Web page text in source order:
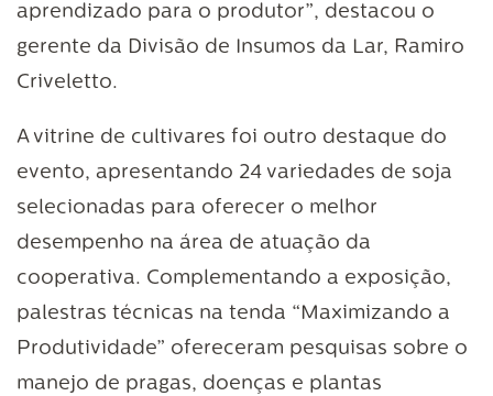
aprendizado para o produtor”, destacou o
gerente da Divisão de Insumos da Lar, Ramiro
Criveletto.
A vitrine de cultivares foi outro destaque do
evento, apresentando 24 variedades de soja
selecionadas para oferecer o melhor
desempenho na área de atuação da
cooperativa. Complementando a exposição,
palestras técnicas na tenda “Maximizando a
Produtividade” ofereceram pesquisas sobre o
manejo de pragas, doenças e plantas